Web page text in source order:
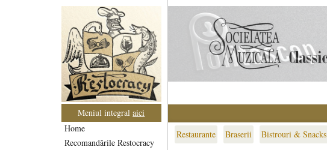
Meniul integralaici
Home
Recomandările Restocracy
Restaurante Braserii Bistrouri & Snacks